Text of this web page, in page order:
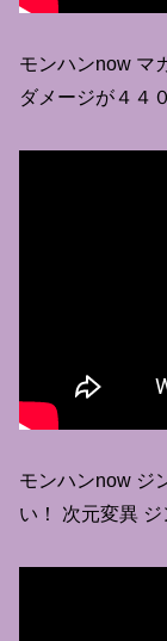
モンハンnow マ
ダメージが４４
モンハンnow ジ
い！ 次元変異